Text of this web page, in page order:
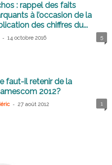
: rappel des faits
à l’occasion de la
des chiffres du...
- 14 octobre 2016 5
faut-il retenir de la
2012?
- 27 août 2012 1